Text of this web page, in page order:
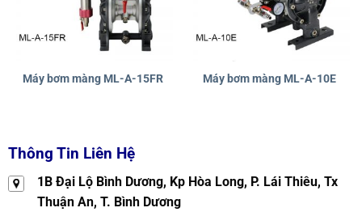
Máy bơm màng ML-A-15FR Máy bơm màng ML-A-10E
Thông Tin Liên Hệ
1B Đại Lộ Bình Dương, Kp Hòa Long, P. Lái Thiêu, Tx
Thuận An, T. Bình Dương